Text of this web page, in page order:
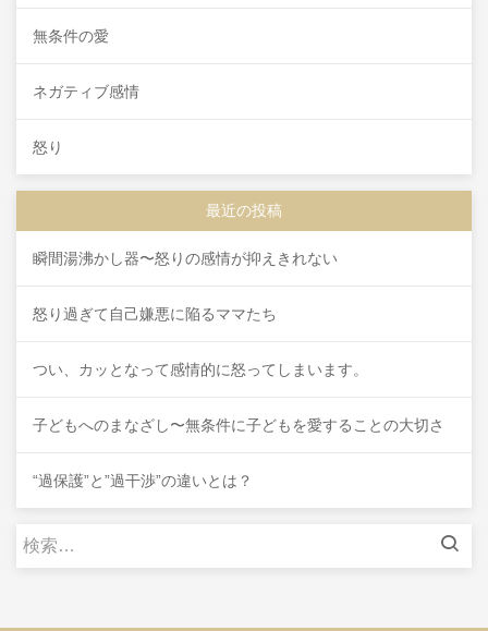
無条件の愛
ネガティブ感情
怒り
最近の投稿
瞬間湯沸かし器〜怒りの感情が抑えきれない
怒り過ぎて自己嫌悪に陥るママたち
つい、カッとなって感情的に怒ってしまいます。
子どもへのまなざし〜無条件に子どもを愛することの大切さ
“過保護”と”過干渉”の違いとは？
検